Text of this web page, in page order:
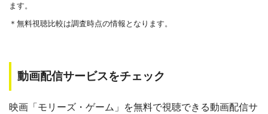
物情報センター」と「日本民間放送連盟
きます。
ます。
＊無料視聴比較は調査時点の情報となります。
動画配信サービスをチェック
映画「モリーズ・ゲーム」を無料で視聴できる動画配信サ